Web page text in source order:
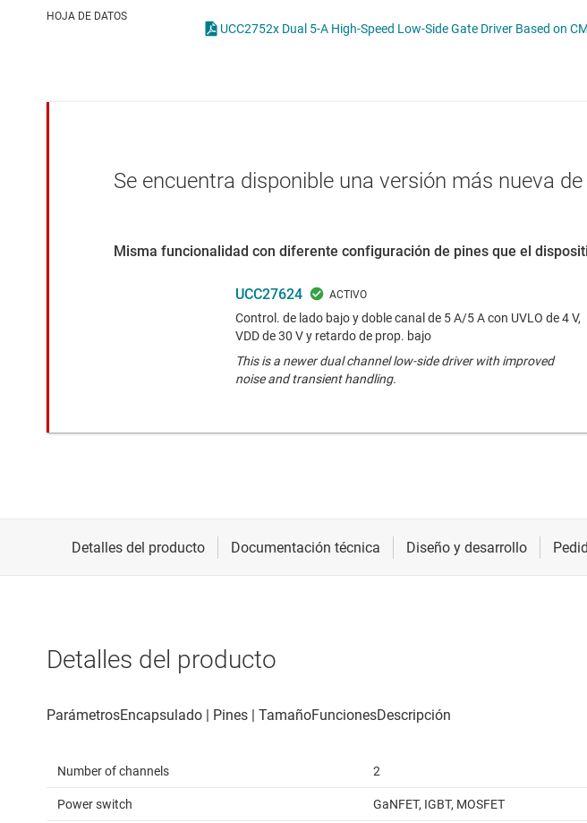
HOJA DE DATOS
Se encuentra disponible una versión más nueva
Misma funcionalidad con diferente configuración de pines que el
UCC27624
Control. de lado bajo y doble canal de 5 A/5 A con UVLO de 4 V,
VDD de 30 V y retardo de prop. bajo
This is a newer dual channel low-side driver with improved
noise and transient handling.
Detalles del producto
Number of channels 2
Power switch GaNFET, IGBT, MOSFET